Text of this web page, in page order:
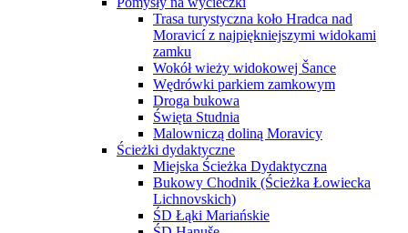
Trasa turystyczna koło Hradca nad
Moravicí z najpiękniejszymi widokami
zamku
Wokół wieży widokowej Šance
Wędrówki parkiem zamkowym
Droga bukowa
Święta Studnia
Malowniczą doliną Moravicy
Ścieżki dydaktyczne
Miejska Ścieżka Dydaktyczna
Bukowy Chodnik (Ścieżka Łowiecka
Lichnovskich)
ŚD Łąki Mariańskie